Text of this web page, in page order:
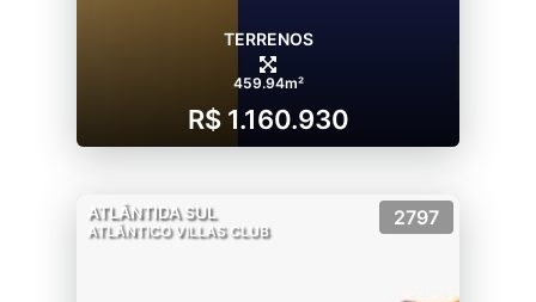
TERRENOS
459.94m²
R$ 1.160.930
ATLÂNTIDA SUL
ATLÂNTICO VILLAS CLUB
2797